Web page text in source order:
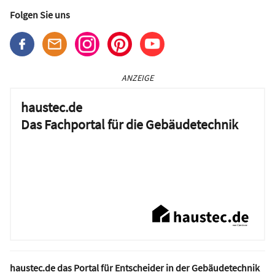
Folgen Sie uns
ANZEIGE
haustec.de
Das Fachportal für die Gebäudetechnik
haustec.de das Portal für Entscheider in der Gebäudetechnik